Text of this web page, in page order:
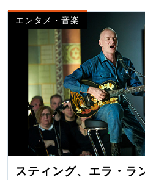
エンタメ・音楽
スティング、エラ・ラ